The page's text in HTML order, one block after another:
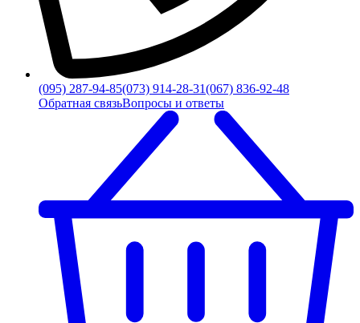
(095) 287-94-85(073) 914-28-31(067) 836-92-48
Обратная связьВопросы и ответы